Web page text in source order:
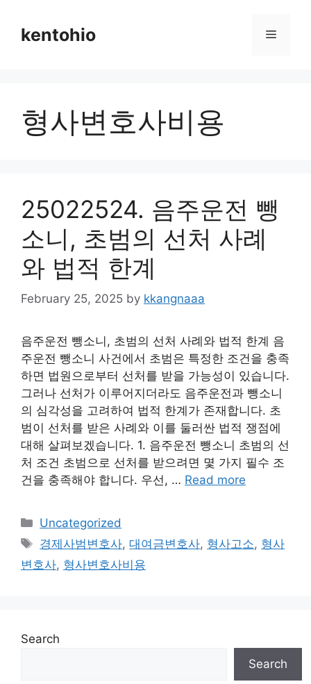
contentkentohio Menu
형사변호사비용
25022524. 음주운전 뺑
소니, 초범의 선처 사례
와 법적 한계
February 25, 2025 by kkangnaaa
음주운전 뺑소니, 초범의 선처 사례와 법적 한계 음
주운전 뺑소니 사건에서 초범은 특정한 조건을 충족
하면 법원으로부터 선처를 받을 가능성이 있습니다.
그러나 선처가 이루어지더라도 음주운전과 뺑소니
의 심각성을 고려하여 법적 한계가 존재합니다. 초
범이 선처를 받은 사례와 이를 둘러싼 법적 쟁점에
대해 살펴보겠습니다. 1. 음주운전 뺑소니 초범의 선
처 조건 초범으로 선처를 받으려면 몇 가지 필수 조
건을 충족해야 합니다. 우선, … Read more
Categories
Uncategorized
Tags
경제사범변호사,대여금변호사, 형사고소, 형사
변호사, 형사변호사비용
Search
Search